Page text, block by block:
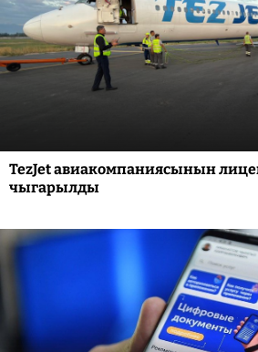
TezJet авиакомпаниясынын
чыгарылды